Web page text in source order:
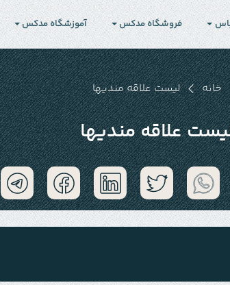
فروشگاه مدکس آموزشگاه مدکس
خانه لیست علاقه مندیها
علاقه مندیها